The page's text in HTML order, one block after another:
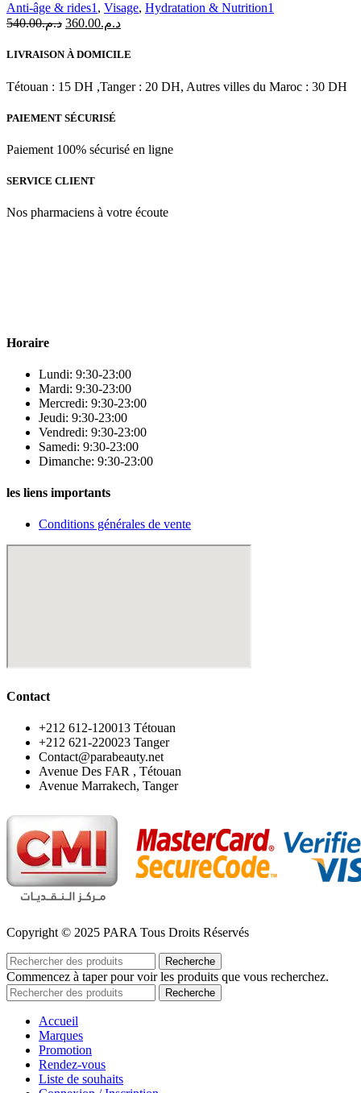
+
Collagen
+
B
Anti-âge & rides1 , Visage, Hydratation & Nutrition1
د.م.540.00
Le
initial
د.م.360.00
Le
actuel
د.م.360.00.
LIVRAISON À DOMICILE
Tétouan : 15 DH ,Tanger : 20 DH, Autres villes du Maroc : 30 DH
PAIEMENT SÉCURISÉ
Paiement 100% sécurisé en ligne
SERVICE CLIENT
Nos pharmaciens à votre écoute
Horaire
Lundi: 9:30-23:00
Mardi: 9:30-23:00
Mercredi: 9:30-23:00
Jeudi: 9:30-23:00
Vendredi: 9:30-23:00
Samedi: 9:30-23:00
Dimanche: 9:30-23:00
les liens importants
Conditions générales de vente
Contact
‪+212 612-120013 Tétouan
‪+212 621-220023 Tanger
Contact@parabeauty.net
Avenue Des FAR , Tétouan
Avenue Marrakech, Tanger
Copyright © 2025 PARA Tous Droits Réservés
Recherche
Commencez à taper pour voir les produits que vous recherchez.
Recherche
Accueil
Marques
Promotion
Rendez-vous
Liste de souhaits